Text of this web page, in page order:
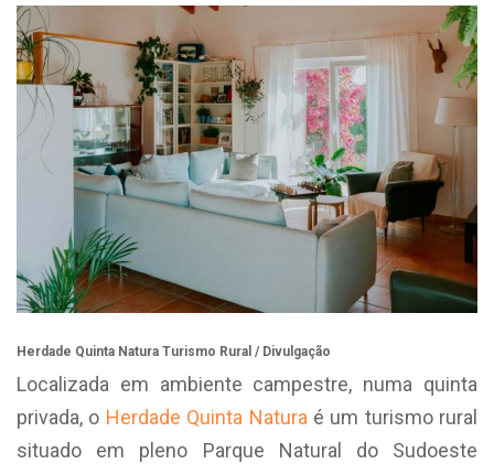
Herdade Quinta Natura Turismo Rural / Divulgação
Localizada em ambiente campestre, numa quinta
privada, o Herdade Quinta Natura é um turismo rural
situado em pleno Parque Natural do Sudoeste